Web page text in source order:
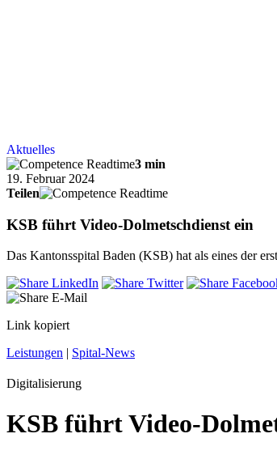
Aktuelles
3 min
19. Februar 2024
Teilen
KSB führt Video-Dolmetschdienst ein
Das Kantonsspital Baden (KSB) hat als eines der
Link kopiert
Leistungen | Spital-News
Digitalisierung
KSB führt Video-